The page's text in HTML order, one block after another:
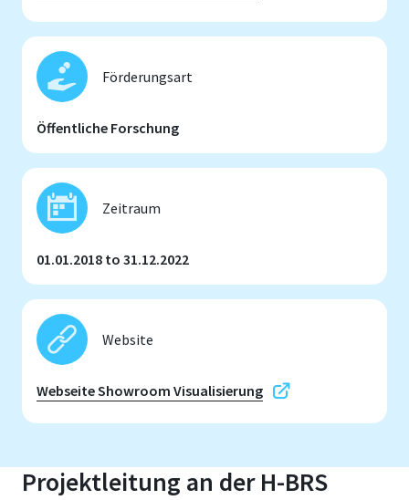
Förderungsart
Öffentliche Forschung
Zeitraum
01.01.2018 to 31.12.2022
Website
Webseite Showroom Visualisierung
Projektleitung an der H-BRS